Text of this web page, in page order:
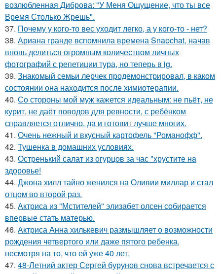
возлюбленная Диброва: "У Меня Ощущение, что ты все
Время Столько Жрешь".
37. Почему у кого-то вес уходит легко, а у кого-то - нет?
38. Ариана гранде вспомнила времена Snapchat, начав
вновь делиться огромным количеством личных
фотографий с репетиции тура, но теперь в ig.
39. Знакомый семьи лерчек продемонстрировал, в каком
состоянии она находится после химиотерапии.
40. Со стороны мой муж кажется идеальным: не пьёт, не
курит, не даёт поводов для ревности, с ребёнком
справляется отлично, да и готовит лучше многих.
41. Очень нежный и вкусный картофель "Романофф".
42. Тушенка в домашних условиях.
43. Остренький салат из огурцов за час "хрустите нa
здоровье!
44. Джона хилл тайно женился на Оливии миллар и стал
отцом во второй раз.
45. Актриса из "Мстителей" элизабет олсен собирается
впервые стать матерью.
46. Актриса Анна хилькевич размышляет о возможности
рождения четвертого или даже пятого ребенка,
несмотря на то, что ей уже 40 лет.
47. 48-Летний актер Сергей бурунов снова встречается с